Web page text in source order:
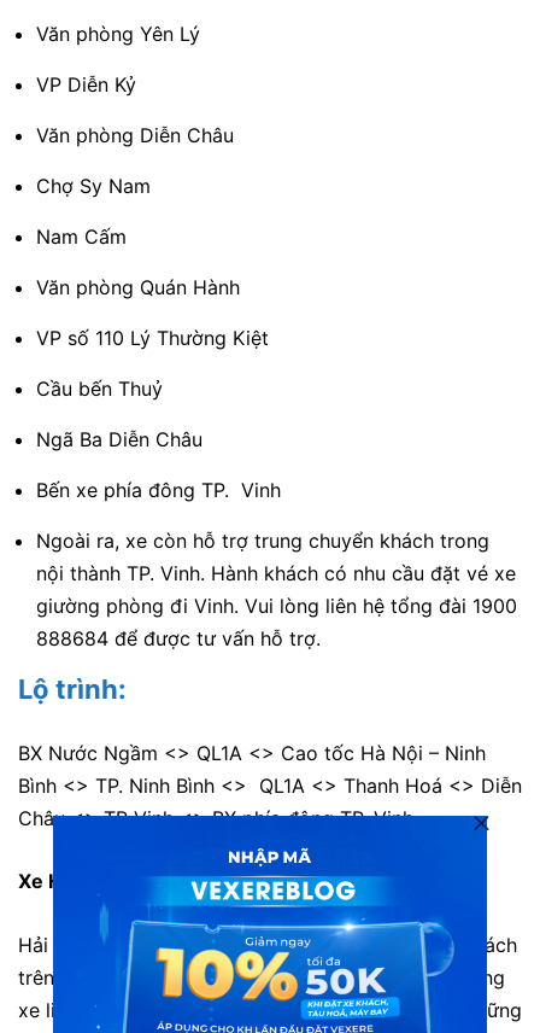
Văn phòng Yên Lý
VP Diễn Kỷ
Văn phòng Diễn Châu
Chợ Sy Nam
Nam Cấm
Văn phòng Quán Hành
VP số 110 Lý Thường Kiệt
Cầu bến Thuỷ
Ngã Ba Diễn Châu
Bến xe phía đông TP. Vinh
Ngoài ra, xe còn hỗ trợ trung chuyển khách trong
nội thành TP. Vinh. Hành khách có nhu cầu đặt vé xe
giường phòng đi Vinh. Vui lòng liên hệ tổng đài 1900
888684 để được tư vấn hỗ trợ.
Lộ trình:
BX Nước Ngầm <> QL1A <> Cao tốc Hà Nội – Ninh
Bình <> TP. Ninh Bình <> QL1A <> Thanh Hoá <> Diễn
Châu <> TP Vinh <> BX phía đông TP. Vinh.
Xe Hải Bình đi Nghệ An
Hải Bình là cái tên không mấy xa lạ đối với hành khách
trên tuyến đường từ Hà Nội đi Nghệ An. Với hệ thống
xe limousine chất lượng, hãng xe luôn mang đến những